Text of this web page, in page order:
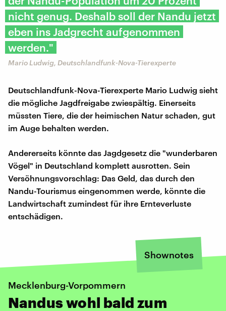
nicht genug. Deshalb soll der Nandu jetzt
eben ins Jadgrecht aufgenommen
werden."
Mario Ludwig, Deutschlandfunk-Nova-Tierexperte
Deutschlandfunk-Nova-Tierexperte Mario Ludwig sieht
die mögliche Jagdfreigabe zwiespältig. Einerseits
müssten Tiere, die der heimischen Natur schaden, gut
im Auge behalten werden.
Andererseits könnte das Jagdgesetz die "wunderbaren
Vögel" in Deutschland komplett ausrotten. Sein
Versöhnungsvorschlag: Das Geld, das durch den
Nandu-Tourismus eingenommen werde, könnte die
Landwirtschaft zumindest für ihre Ernteverluste
entschädigen.
Shownotes
Mecklenburg-Vorpommern
Nandus wohl bald zum